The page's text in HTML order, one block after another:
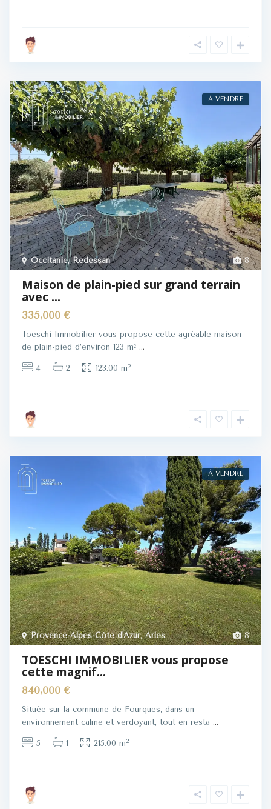
8
Occitanie,Redessan
À VENDRE
Maison de plain-pied sur grand terrain
avec ...
335,000 €
Toeschi Immobilier vous propose cette agréable maison
de plain-pied d’environ 123 m² ...
4 2 123.00 m2
8
Provence-Alpes-Côte d'Azur,Arles
À VENDRE
TOESCHI IMMOBILIER vous propose
cette magnif...
840,000 €
Située sur la commune de Fourques, dans un
environnement calme et verdoyant, tout en resta ...
5 1 215.00 m2